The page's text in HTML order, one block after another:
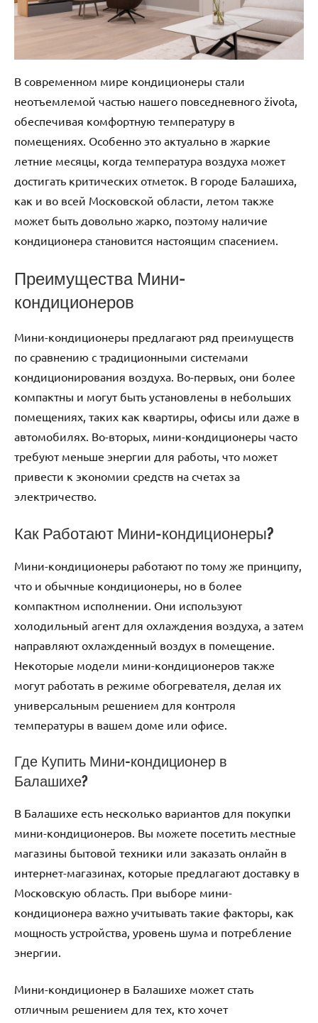
В современном мире кондиционеры стали
неотъемлемой частью нашего повседневного života,
обеспечивая комфортную температуру в
помещениях. Особенно это актуально в жаркие
летние месяцы, когда температура воздуха может
достигать критических отметок. В городе Балашиха,
как и во всей Московской области, летом также
может быть довольно жарко, поэтому наличие
кондиционера становится настоящим спасением.
Преимущества Мини-
кондиционеров
Мини-кондиционеры предлагают ряд преимуществ
по сравнению с традиционными системами
кондиционирования воздуха. Во-первых, они более
компактны и могут быть установлены в небольших
помещениях, таких как квартиры, офисы или даже в
автомобилях. Во-вторых, мини-кондиционеры часто
требуют меньше энергии для работы, что может
привести к экономии средств на счетах за
электричество.
Как Работают Мини-кондиционеры?
Мини-кондиционеры работают по тому же принципу,
что и обычные кондиционеры, но в более
компактном исполнении. Они используют
холодильный агент для охлаждения воздуха, а затем
направляют охлажденный воздух в помещение.
Некоторые модели мини-кондиционеров также
могут работать в режиме обогревателя, делая их
универсальным решением для контроля
температуры в вашем доме или офисе.
Где Купить Мини-кондиционер в
Балашихе?
В Балашихе есть несколько вариантов для покупки
мини-кондиционеров. Вы можете посетить местные
магазины бытовой техники или заказать онлайн в
интернет-магазинах, которые предлагают доставку в
Московскую область. При выборе мини-
кондиционера важно учитывать такие факторы, как
мощность устройства, уровень шума и потребление
энергии.
Мини-кондиционер в Балашихе может стать
отличным решением для тех, кто хочет